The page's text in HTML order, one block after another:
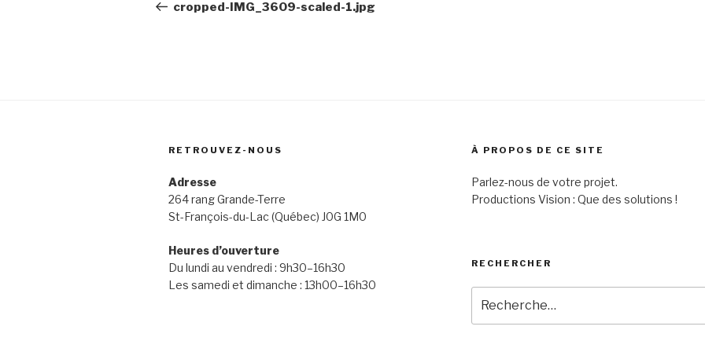
de
précédent
cropped-IMG_3609-scaled-1.jpg
RETROUVEZ-NOUS
Adresse
264 rang Grande-Terre
St-François-du-Lac (Québec) J0G 1M0
Heures d’ouverture
Du lundi au vendredi : 9h30–16h30
Les samedi et dimanche : 13h00–16h30
À PROPOS DE CE SITE
Parlez-nous de votre projet.
Productions Vision : Que des solutions !
RECHERCHER
pour
: